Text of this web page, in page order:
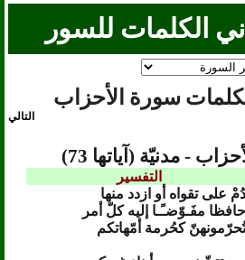
الكلمات للسور
التالي
التفسير
دُمْ على تقواه أو ازدد منها
حافظا مفَـوّضـًـا إليه كلّ أمر
تُحرّمونهنّ كحُرمة أمّهاتكم